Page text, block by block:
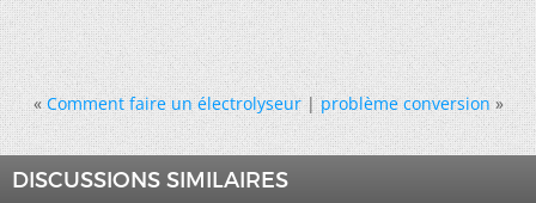
« Comment faire un électrolyseur|problème conversion »
DISCUSSIONS SIMILAIRES